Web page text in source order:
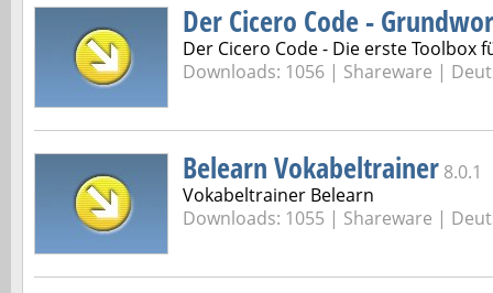
Der Cicero Code -
Der Cicero Code - Die erste Toolbox
Downloads: 1056 | Shareware |
Belearn Vokabeltrainer 8.0.1
Vokabeltrainer Belearn
Downloads: 1055 | Shareware |